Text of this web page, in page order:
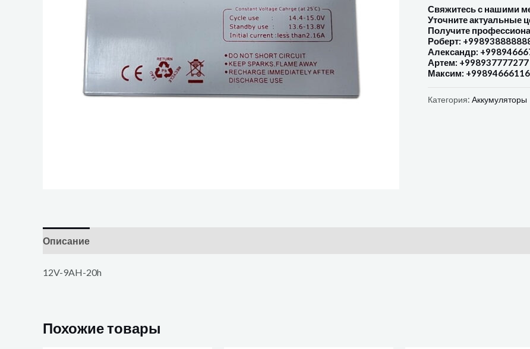
Свяжитесь с нашими
Уточните актуальные
Получите
Роберт:
Александр:
Артем: +998937777277
Максим:
Категория: Аккумуляторы
Описание
12V-9AH-20h
Похожие товары